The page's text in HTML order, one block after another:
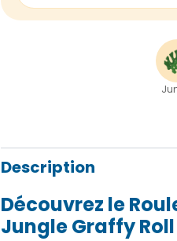
Description
Découvrez le
Jungle Graffy Roll